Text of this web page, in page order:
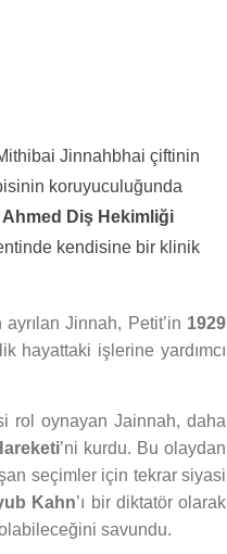
Jinnahbhai çiftinin
koruyuculuğunda
Ahmed Diş Hekimliği
kendisine bir klinik
Jinnah, Petit’in 1929
hayattaki işlerine yardımcı
rol oynayan Jainnah, daha
’ni kurdu. Bu olaydan
seçimler için tekrar siyasi
Kahn’ı bir diktatör olarak
savundu.